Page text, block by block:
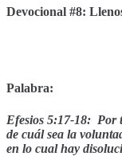
Devocional #8:
Palabra:
Efesios 5:17-18: Por
de cuál sea la
en lo cual hay